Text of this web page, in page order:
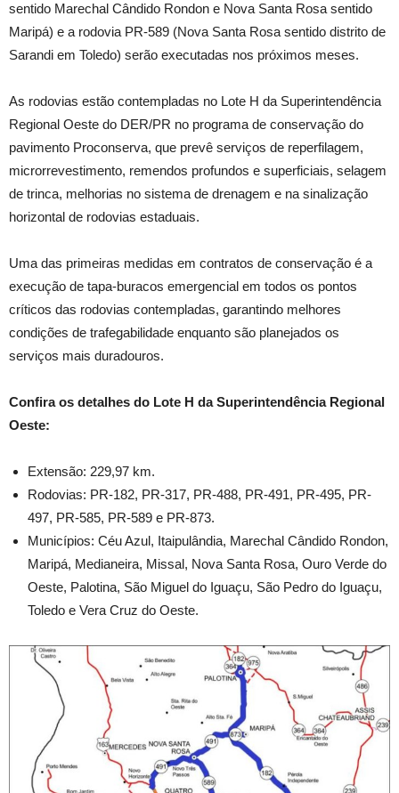
sentido Marechal Cândido Rondon e Nova Santa Rosa sentido
Maripá) e a rodovia PR-589 (Nova Santa Rosa sentido distrito de
Sarandi em Toledo) serão executadas nos próximos meses.
As rodovias estão contempladas no Lote H da Superintendência
Regional Oeste do DER/PR no programa de conservação do
pavimento Proconserva, que prevê serviços de reperfilagem,
microrrevestimento, remendos profundos e superficiais, selagem
de trinca, melhorias no sistema de drenagem e na sinalização
horizontal de rodovias estaduais.
Uma das primeiras medidas em contratos de conservação é a
execução de tapa-buracos emergencial em todos os pontos
críticos das rodovias contempladas, garantindo melhores
condições de trafegabilidade enquanto são planejados os
serviços mais duradouros.
Confira os detalhes do Lote H da Superintendência Regional
Oeste:
Extensão: 229,97 km.
Rodovias: PR-182, PR-317, PR-488, PR-491, PR-495, PR-
497, PR-585, PR-589 e PR-873.
Municípios: Céu Azul, Itaipulândia, Marechal Cândido Rondon,
Maripá, Medianeira, Missal, Nova Santa Rosa, Ouro Verde do
Oeste, Palotina, São Miguel do Iguaçu, São Pedro do Iguaçu,
Toledo e Vera Cruz do Oeste.